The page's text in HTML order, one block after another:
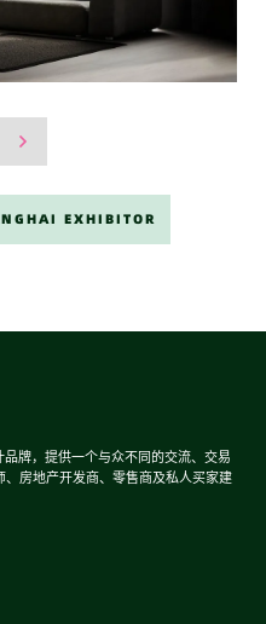
EXHIBITOR
牌，提供一个与众不同的交流、交易
房地产开发商、零售商及私人买家建